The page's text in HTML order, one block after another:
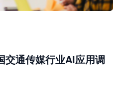
交通传媒行业AI应用调